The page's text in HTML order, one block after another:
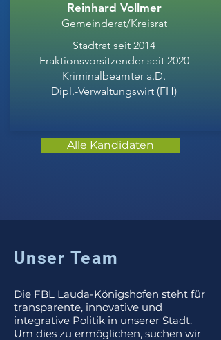
Reinhard Vollmer
Gemeinderat/Kreisrat
Stadtrat seit 2014
Fraktionsvorsitzender seit 2020
Kriminalbeamter a.D.
Dipl.-Verwaltungswirt (FH)
Alle Kandidaten
Unser Team
Die FBL Lauda-Königshofen steht für
transparente, innovative und
integrative Politik in unserer Stadt.
Um dies zu ermöglichen, suchen wir